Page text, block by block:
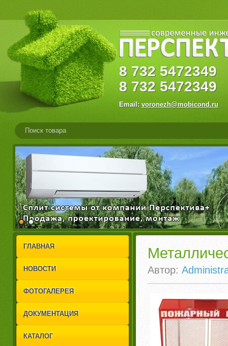
8 732
8 732 5472349
Email: voronezh@mobicond.ru
1
2
ГЛАВНАЯ
НОВОСТИ
ФОТОГАЛЕРЕЯ
ДОКУМЕНТАЦИЯ
КАТАЛОГ
Автор: